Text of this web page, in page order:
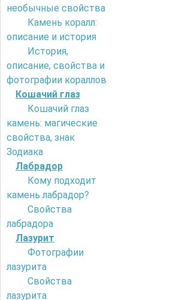
необычные свойства
Камень коралл:
описание и история
История,
описание, свойства и
фотографии кораллов
Кошачий глаз
Кошачий глаз
камень: магические
свойства, знак
Зодиака
Лабрадор
Кому подходит
камень лабрадор?
Свойства
лабрадора
Лазурит
Фотографии
лазурита
Свойства
лазурита